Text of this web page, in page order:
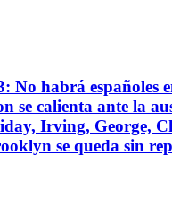
No habrá españoles
se calienta ante la
Irving, George,
se queda sin